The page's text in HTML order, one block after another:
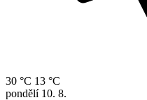
30 °C 13 °C
pondělí 10. 8.